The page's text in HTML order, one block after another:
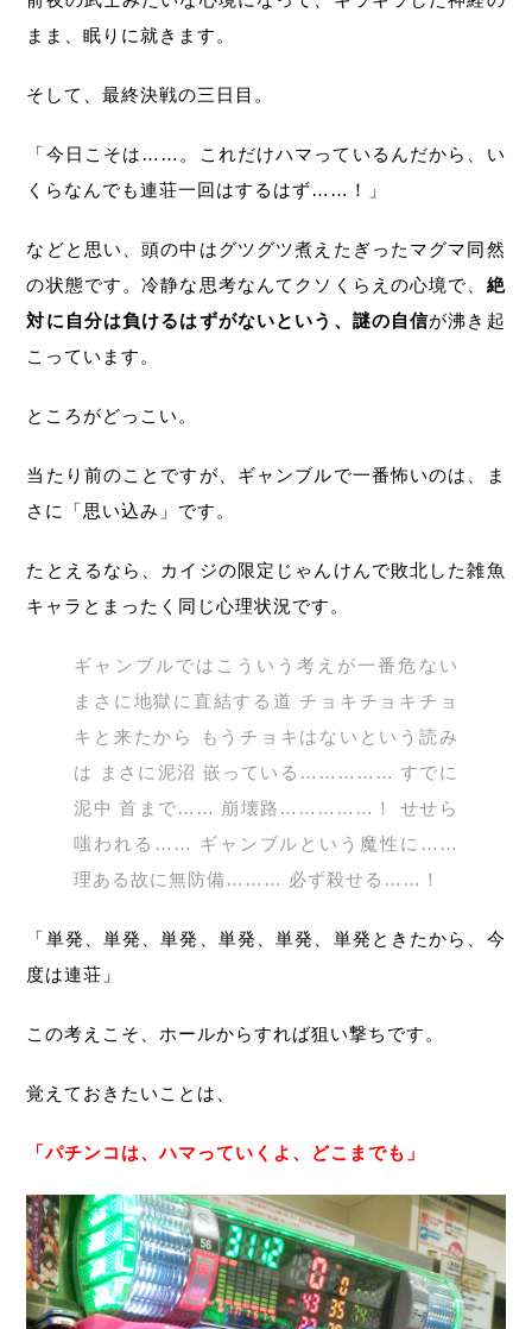
まま、眠りに就きます。
そして、最終決戦の三日目。
「今日こそは……。これだけハマっているんだから、い
くらなんでも連荘一回はするはず……！」
などと思い、頭の中はグツグツ煮えたぎったマグマ同然
の状態です。冷静な思考なんてクソくらえの心境で、 絶
対に自分は負けるはずがないという、謎の自信が沸き起
こっています。
ところがどっこい。
当たり前のことですが、ギャンブルで一番怖いのは、ま
さに「思い込み」です。
たとえるなら、カイジの限定じゃんけんで敗北した雑魚
キャラとまったく同じ心理状況です。
ギャンブルではこういう考えが一番危ない
まさに地獄に直結する道 チョキチョキチョ
キと来たから もうチョキはないという読み
は まさに泥沼 嵌っている…………… すでに
泥中 首まで…… 崩壊路……………！ せせら
嗤われる…… ギャンブルという魔性に……
理ある故に無防備……… 必ず殺せる……！
「単発、単発、単発、単発、単発、単発ときたから、今
度は連荘」
この考えこそ、ホールからすれば狙い撃ちです。
覚えておきたいことは、
「パチンコは、ハマっていくよ、どこまでも」